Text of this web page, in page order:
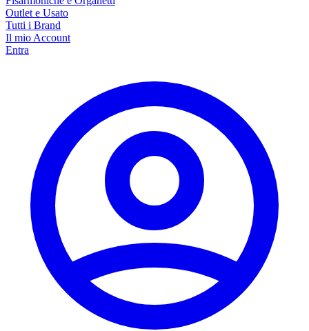
Outlet e Usato
Tutti i Brand
Il mio Account
Entra